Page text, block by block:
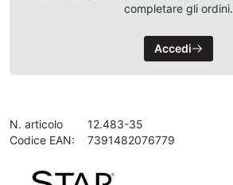
completare gli ordini.
Accedi
N. articolo
12.483-35
Codice EAN:
7391482076779